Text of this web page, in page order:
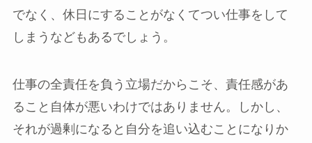
でなく、休日にすることがなくてつい仕事をして
しまうなどもあるでしょう。
仕事の全責任を負う立場だからこそ、責任感があ
ること自体が悪いわけではありません。しかし、
それが過剰になると自分を追い込むことになりか